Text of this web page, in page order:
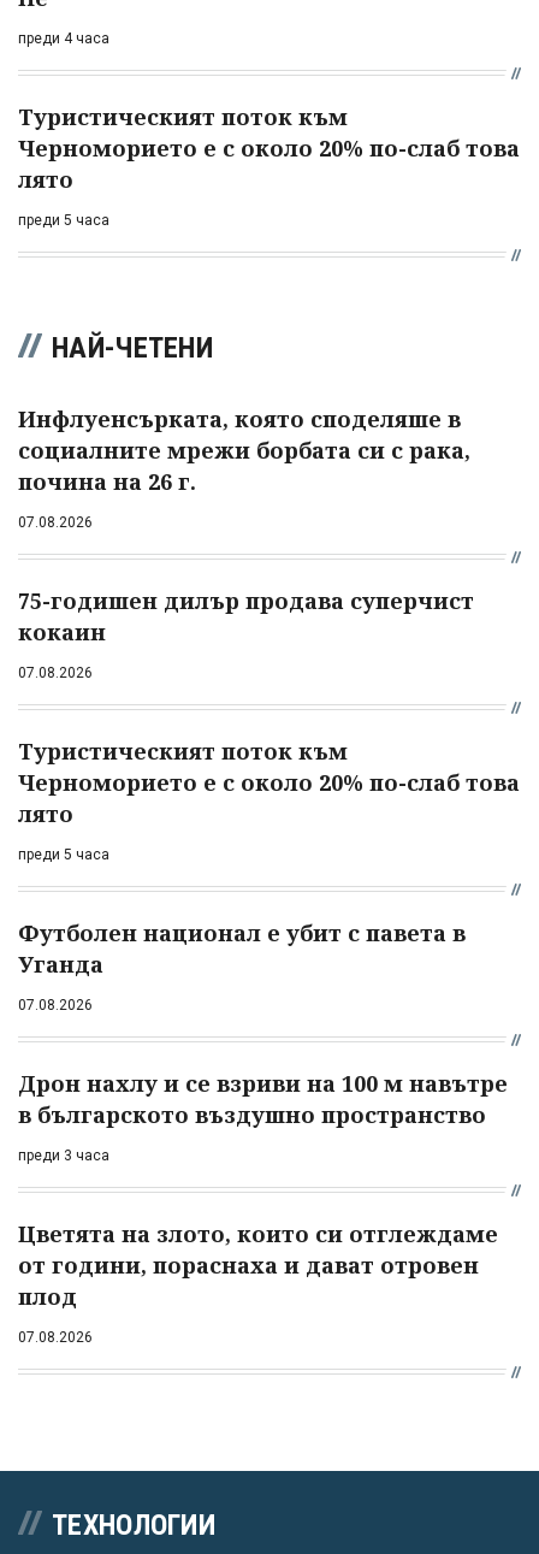
преди 4 часа
Туристическият поток към
Черноморието е с около 20% по-слаб това
лято
преди 5 часа
НАЙ-ЧЕТЕНИ
Инфлуенсърката, която споделяше в
социалните мрежи борбата си с рака,
почина на 26 г.
07.08.2026
75-годишен дилър продава суперчист
кокаин
07.08.2026
Туристическият поток към
Черноморието е с около 20% по-слаб това
лято
преди 5 часа
Футболен национал е убит с павета в
Уганда
07.08.2026
Дрон нахлу и се взриви на 100 м навътре
в българското въздушно пространство
преди 3 часа
Цветята на злото, които си отглеждаме
от години, пораснаха и дават отровен
плод
07.08.2026
ТЕХНОЛОГИИ